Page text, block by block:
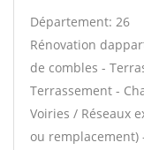
Département: 26
Rénovation
de combles -
Terrassement -
Voiries / Réseaux
ou remplacement)